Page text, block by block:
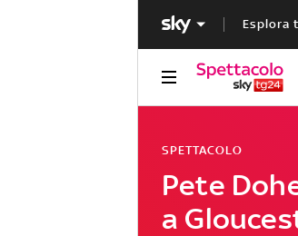
Esplora
Pete
a
SPETTACOLO